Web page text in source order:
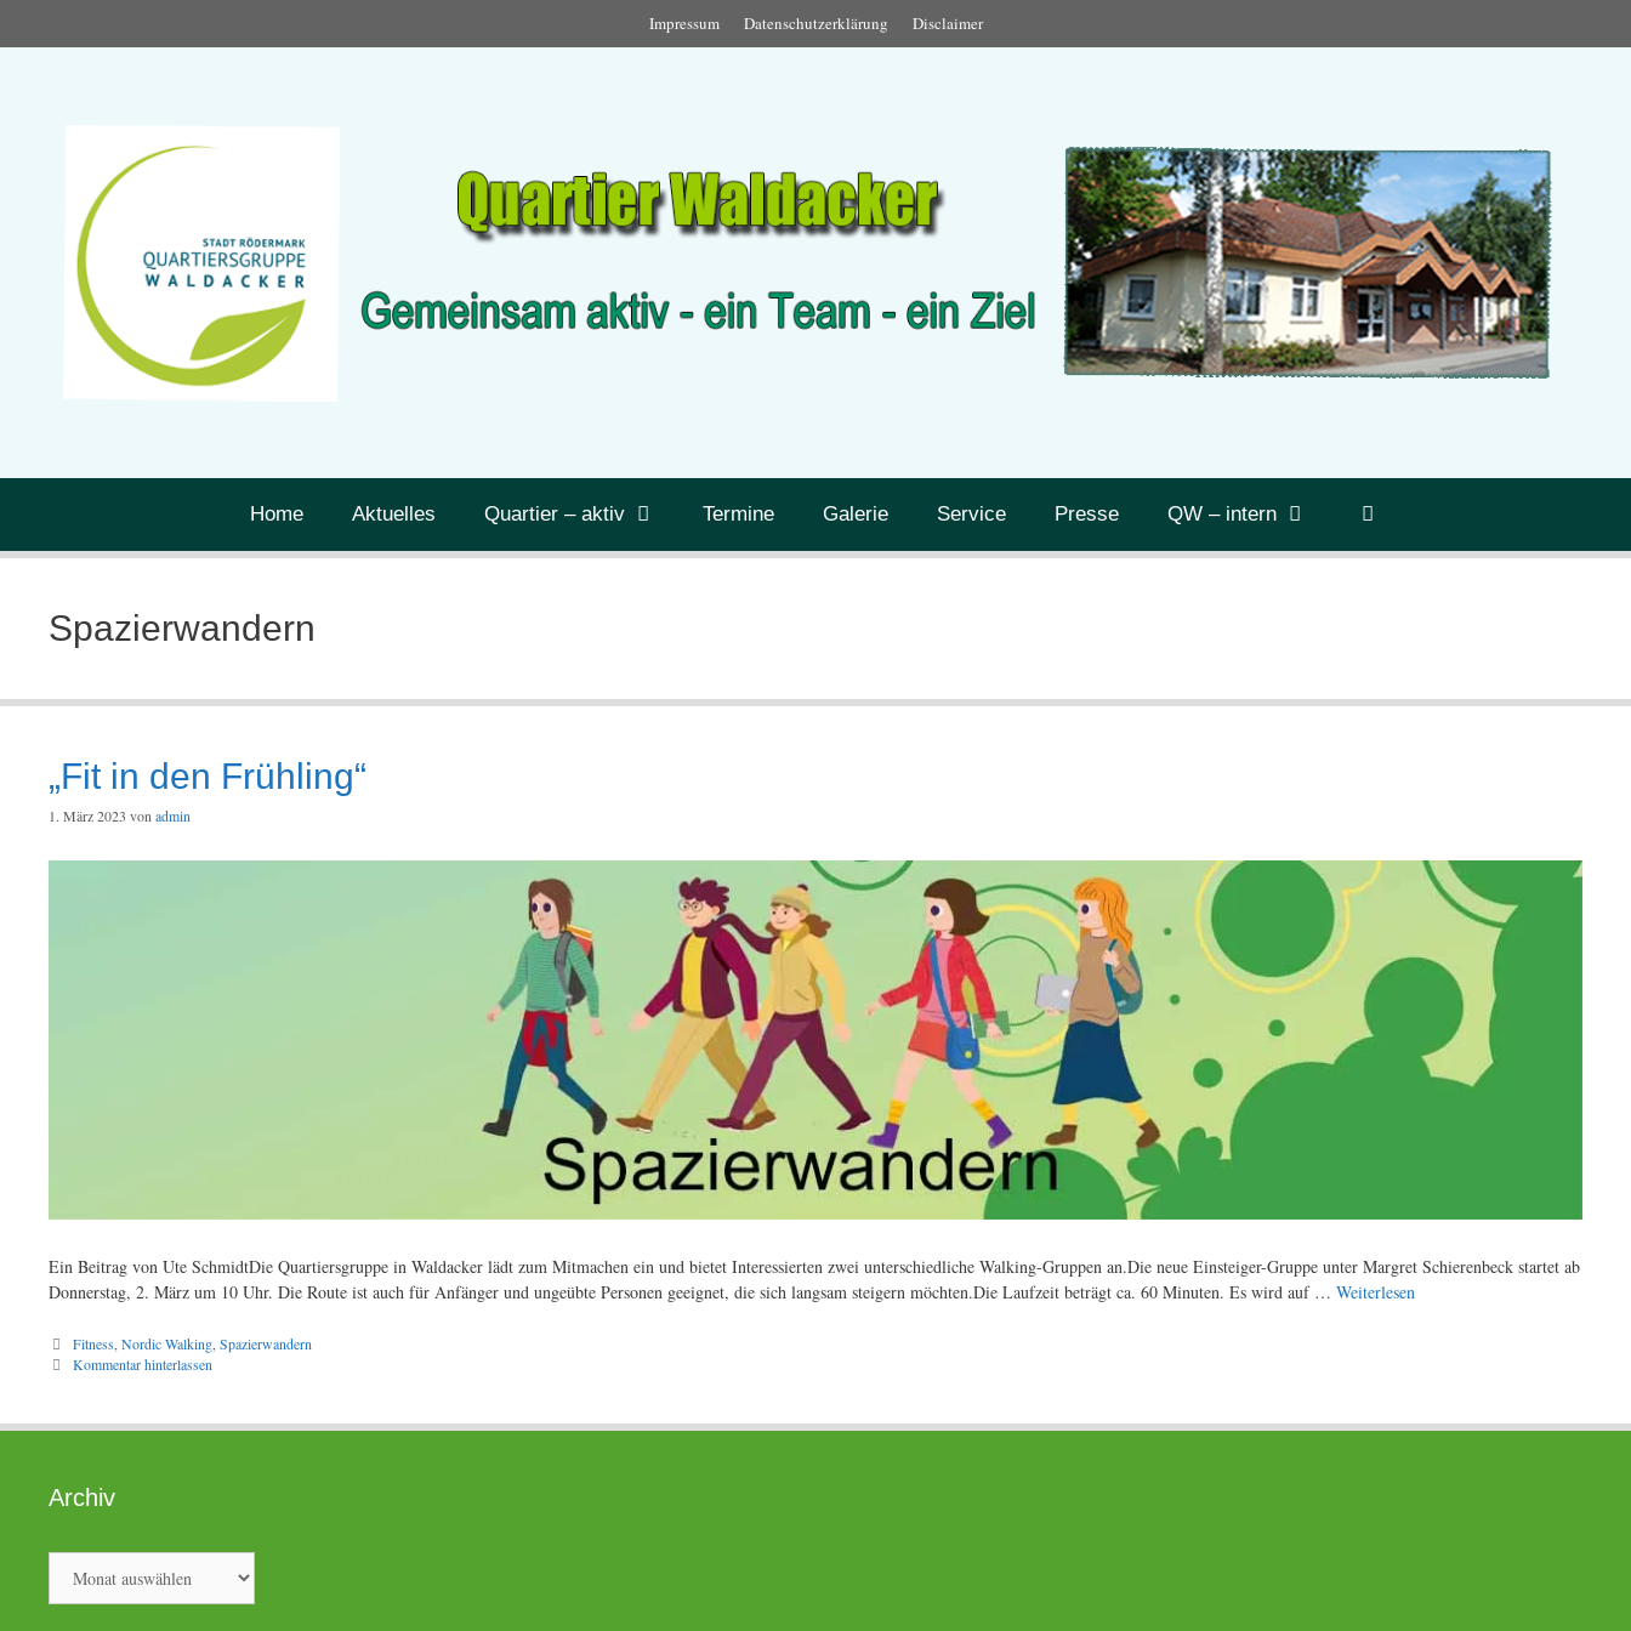
Impressum Datenschutzerklärung Disclaimer
Home Aktuelles Quartier – aktiv Termine Galerie Service Presse QW – intern
Spazierwandern
„Fit in den Frühling“
1. März 2023 von admin
Ein Beitrag von Ute SchmidtDie Quartiersgruppe in Waldacker lädt zum Mitmachen ein und bietet Interessierten zwei unterschiedliche Walking-Gruppen an.Die neue Einsteiger-Gruppe unter Margret Schierenbeck startet ab
Donnerstag, 2. März um 10 Uhr. Die Route ist auch für Anfänger und ungeübte Personen geeignet, die sich langsam steigern möchten.Die Laufzeit beträgt ca. 60 Minuten. Es wird auf … Weiterlesen
Kategorien
Fitness ,Nordic Walking ,Spazierwandern
Kommentar hinterlassen
Archiv
Archiv